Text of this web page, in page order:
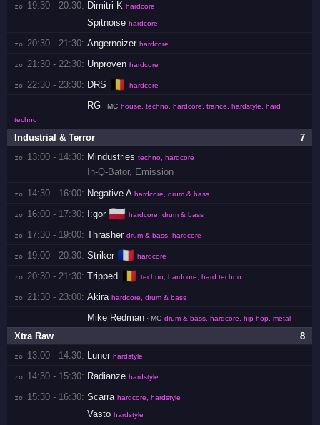
zo 19:30 - 20:30: Dimitri K hardcore
Spitnoise hardcore
zo 20:30 - 21:30: Angernoizer hardcore
zo 21:30 - 22:30: Unproven hardcore
zo 22:30 - 23:30: DRS 🇧🇪 hardcore
RG · MC house, techno, hardcore, trance, hardstyle, hard
techno
7
Industrial & Terror
zo 13:00 - 14:30: Mindustries techno, hardcore
In-Q-Bator, Emission
zo 14:30 - 16:00: Negative A hardcore, drum & bass
zo 16:00 - 17:30: I:gor 🇵🇱 hardcore, drum & bass
zo 17:30 - 19:00: Thrasher drum & bass, hardcore
zo 19:00 - 20:30: Striker 🇫🇷 hardcore
zo 20:30 - 21:30: Tripped 🇧🇪 techno, hardcore, hard techno
zo 21:30 - 23:00: Akira hardcore, drum & bass
Mike Redman · MC drum & bass, hardcore, hip hop, metal
8
Xtra Raw
zo 13:00 - 14:30: Luner hardstyle
zo 14:30 - 15:30: Radianze hardstyle
zo 15:30 - 16:30: Scarra hardcore, hardstyle
Vasto hardstyle